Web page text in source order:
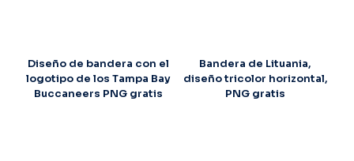
Diseño de bandera con el
logotipo de los Tampa Bay
Buccaneers PNG gratis
Bandera de Lituania,
diseño tricolor horizontal,
PNG gratis